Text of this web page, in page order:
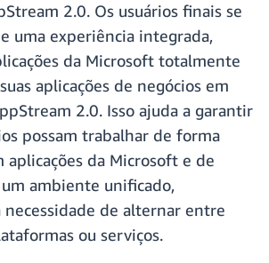
2.0. Os usuários finais se
uma experiência integrada,
da Microsoft totalmente
aplicações de negócios em
2.0. Isso ajuda a garantir
possam trabalhar de forma
aplicações da Microsoft e de
ambiente unificado,
de alternar entre
ou serviços.